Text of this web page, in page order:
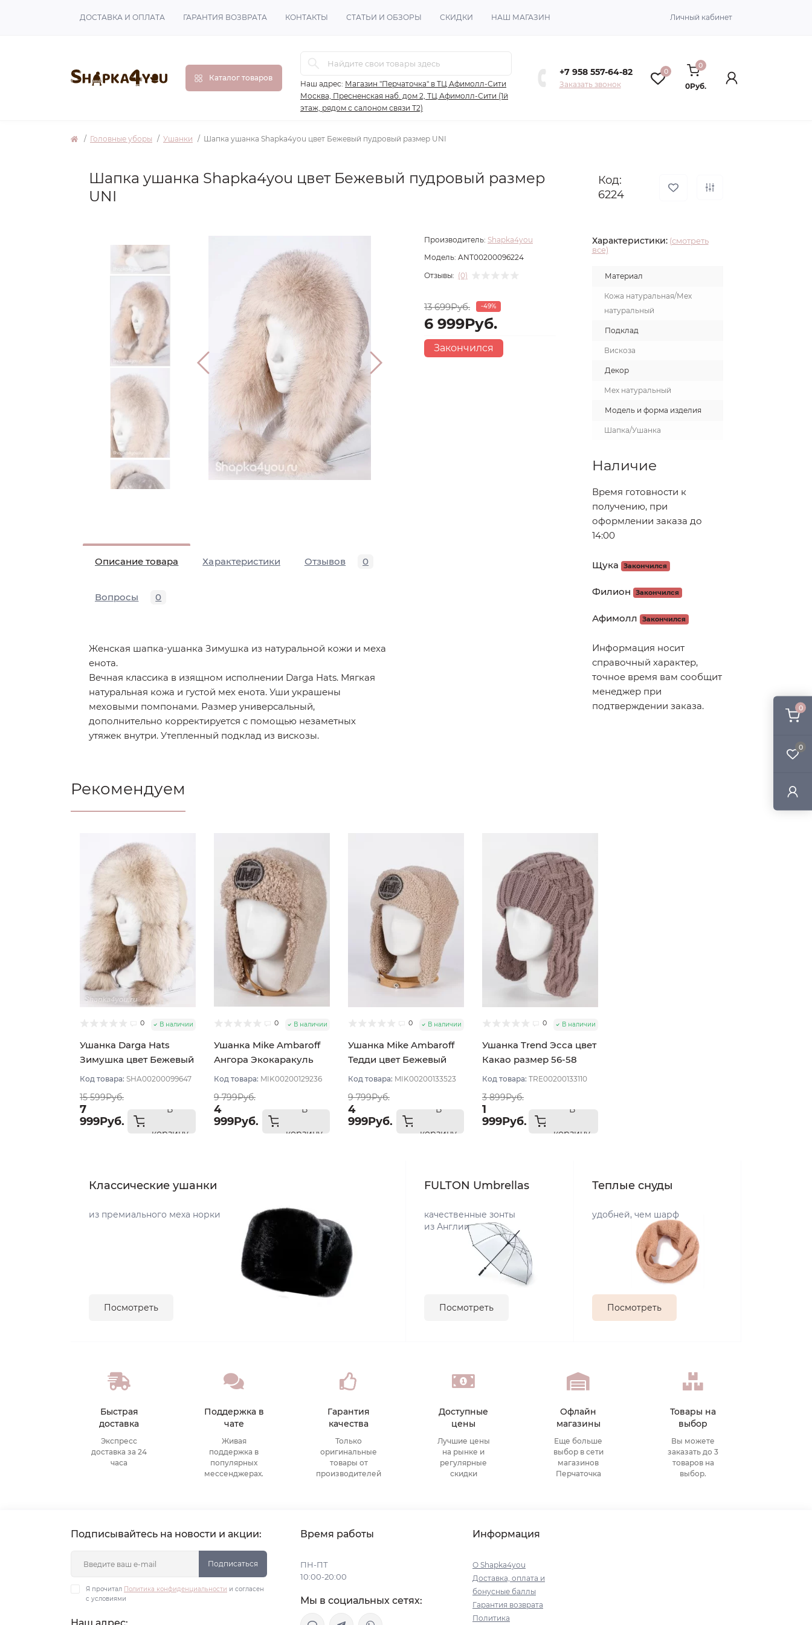
0
0
ДОСТАВКА И ОПЛАТА ГАРАНТИЯ ВОЗВРАТА КОНТАКТЫ СТАТЬИ И ОБЗОРЫ СКИДКИ НАШ МАГАЗИН Личный кабинет
Каталог товаров
Наш адрес: Магазин "Перчаточка" в ТЦ Афимолл-Сити
Москва, Пресненская наб. дом 2, ТЦ Афимолл-Сити (1й
этаж, рядом с салоном связи Т2)
+7 958 557-64-82
Заказать звонок
0
0
0Руб.
Головные уборы Ушанки Шапка ушанка Shapka4you цвет Бежевый пудровый размер UNI
Шапка ушанка Shapka4you цвет Бежевый пудровый размер
UNI
Код:
6224
Описание товара Характеристики Отзывов 0
Вопросы 0
Женская шапка-ушанка Зимушка из натуральной кожи и меха
енота.
Вечная классика в изящном исполнении Darga Hats. Мягкая
натуральная кожа и густой мех енота. Уши украшены
меховыми помпонами. Размер универсальный,
дополнительно корректируется с помощью незаметных
утяжек внутри. Утепленный подклад из вискозы.
Производитель: Shapka4you
Модель: ANT00200096224
Отзывы: (0)
13 699Руб. -49%
6 999Руб.
Закончился
Характеристики: (смотреть
все)
Материал
Кожа натуральная/Мех
натуральный
Подклад
Вискоза
Декор
Мех натуральный
Модель и форма изделия
Шапка/Ушанка
Наличие
Время готовности к
получению, при
оформлении заказа до
14:00
Щука Закончился
Филион Закончился
Афимолл Закончился
Информация носит
справочный характер,
точное время вам сообщит
менеджер при
подтверждении заказа.
Рекомендуем
0 В наличии
Ушанка Darga Hats
Зимушка цвет Бежевый
оч светлый вуаль
Код товара: SHA00200099647
15 599Руб.
7
999Руб.
В
корзину
0 В наличии
Ушанка Mike Ambaroff
Ангора Экокаракуль
цвет Бежевый
UNI
Код товара: MIK00200129236
9 799Руб.
4
999Руб.
В
корзину
0 В наличии
Ушанка Mike Ambaroff
Тедди цвет Бежевый
размер 56-58
Код товара: MIK00200133523
9 799Руб.
4
999Руб.
В
корзину
0 В наличии
Ушанка Trend Эсса цвет
Какао размер 56-58
Код товара: TRE00200133110
3 899Руб.
1
999Руб.
В
корзину
Классические ушанки
из премиального меха норки
Посмотреть
FULTON Umbrellas
качественные зонты
из Англии
Посмотреть
Теплые снуды
удобней, чем шарф
Посмотреть
Быстрая
доставка
Экспресс
доставка за 24
часа
Поддержка в
чате
Живая
поддержка в
популярных
мессенджерах.
Гарантия
качества
Только
оригинальные
товары от
производителей
Доступные
цены
Лучшие цены
на рынке и
регулярные
скидки
Офлайн
магазины
Еще больше
выбор в сети
магазинов
Перчаточка
Товары на
выбор
Вы можете
заказать до 3
товаров на
выбор.
Подписывайтесь на новости и акции:
Подписаться
Я прочитал Политика конфиденциальности и согласен
с условиями
Время работы
ПН-ПТ
10:00-20:00
Мы в социальных сетях:
Информация
О Shapka4you
Доставка, оплата и
бонусные баллы
Гарантия возврата
Политика